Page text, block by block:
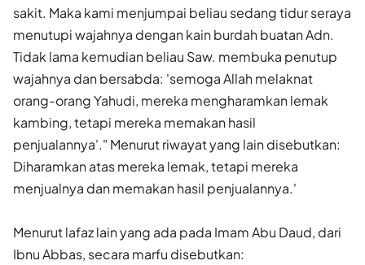
sakit. Maka kami menjumpai beliau sedang tidur seraya
menutupi wajahnya dengan kain burdah buatan Adn.
Tidak lama kemudian beliau Saw. membuka penutup
wajahnya dan bersabda: 'semoga Allah melaknat
orang-orang Yahudi, mereka mengharam­kan lemak
kambing, tetapi mereka memakan hasil
penjualannya'." Menurut riwayat yang lain disebutkan:
Diharamkan atas mereka lemak, tetapi mereka
menjualnya dan memakan hasil penjualannya.'
Menurut lafaz lain yang ada pada Imam Abu Daud, dari
Ibnu Abbas, secara marfu disebutkan: